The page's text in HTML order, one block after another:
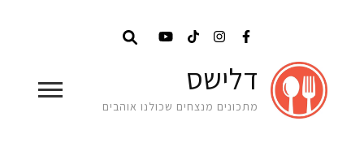
דלישס
מתכונים מנצחים שכולנו אוהבים